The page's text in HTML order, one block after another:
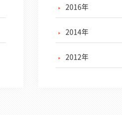
2016年
2014年
2012年